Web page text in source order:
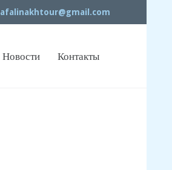
afalinakhtour@gmail.com
Новости Контакты